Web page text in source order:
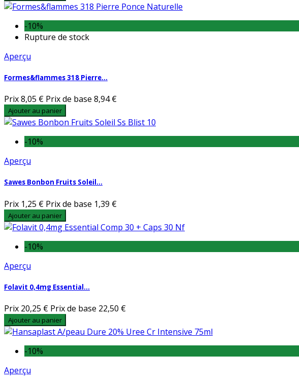
-10%
Rupture de stock
Aperçu
Formes&flammes 318 Pierre...
Prix8,05 € Prix de base 8,94 €
Ajouter au panier
-10%
Aperçu
Sawes Bonbon Fruits Soleil...
Prix 1,25 € Prix de base 1,39 €
Ajouter au panier
-10%
Aperçu
Folavit 0,4mg Essential...
Prix 20,25 € Prix de base 22,50 €
Ajouter au panier
-10%
Aperçu